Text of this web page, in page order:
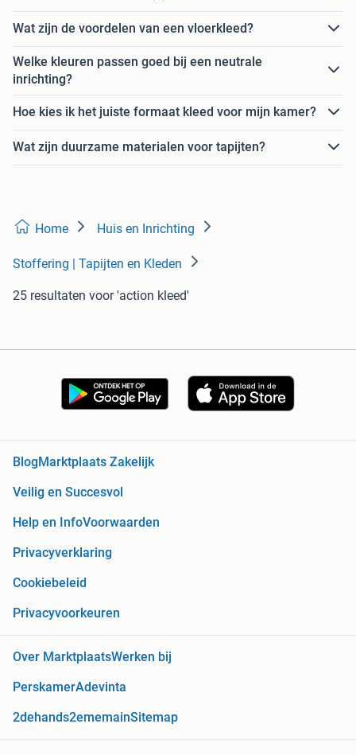
Wat zijn de voordelen van een vloerkleed?
Welke kleuren passen goed bij een neutrale
inrichting?
Hoe kies ik het juiste formaat kleed voor mijn kamer?
Wat zijn duurzame materialen voor tapijten?
Home Huis en Inrichting
Stoffering | Tapijten en Kleden
25 resultaten voor 'action kleed'
BlogMarktplaats Zakelijk
Veilig en Succesvol
Help en InfoVoorwaarden
Privacyverklaring
Cookiebeleid
Privacyvoorkeuren
Over MarktplaatsWerken bij
PerskamerAdevinta
2dehands2ememainSitemap